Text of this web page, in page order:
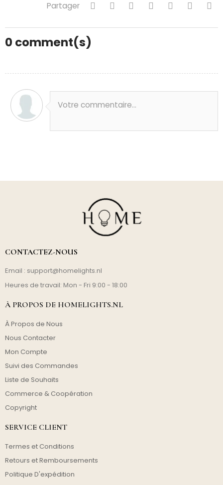
Partager
0 comment(s)
Votre commentaire...
CONTACTEZ-NOUS
Email : support@homelights.nl
Heures de travail: Mon - Fri 9:00 - 18:00
À PROPOS DE HOMELIGHTS.NL
À Propos de Nous
Nous Contacter
Mon Compte
Suivi des Commandes
Liste de Souhaits
Commerce & Coopération
Copyright
SERVICE CLIENT
Termes et Conditions
Retours et Remboursements
Politique D'expédition